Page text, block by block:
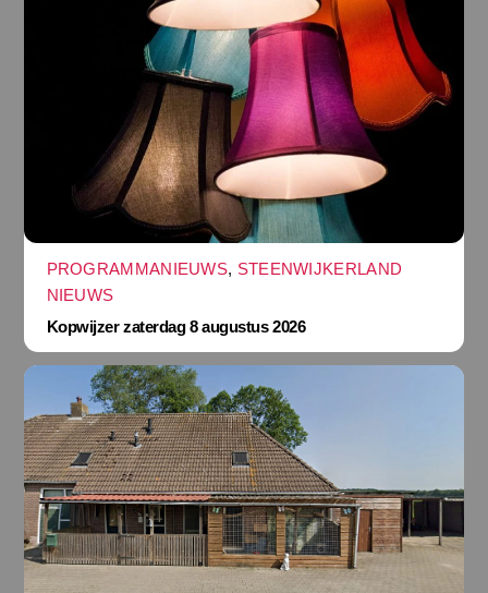
PROGRAMMANIEUWS, STEENWIJKERLAND
NIEUWS
Kopwijzer zaterdag 8 augustus 2026